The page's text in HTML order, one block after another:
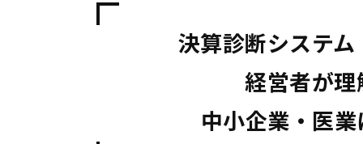
決算診断システム
経営者が
中小企業・医